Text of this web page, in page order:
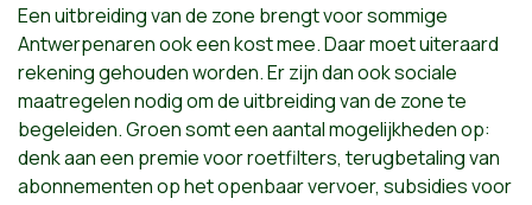
Een uitbreiding van de zone brengt voor sommige
Antwerpenaren ook een kost mee. Daar moet uiteraard
rekening gehouden worden. Er zijn dan ook sociale
maatregelen nodig om de uitbreiding van de zone te
begeleiden. Groen somt een aantal mogelijkheden op:
denk aan een premie voor roetfilters, terugbetaling van
abonnementen op het openbaar vervoer, subsidies voor